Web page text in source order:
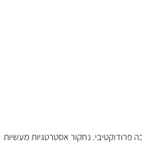
פרודוקטיבי. נחקור אסטרטגיות מעשיות